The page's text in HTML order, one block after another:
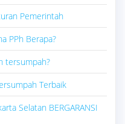
Pemerintah
PPh Berapa?
tersumpah?
Terbaik
Selatan BERGARANSI